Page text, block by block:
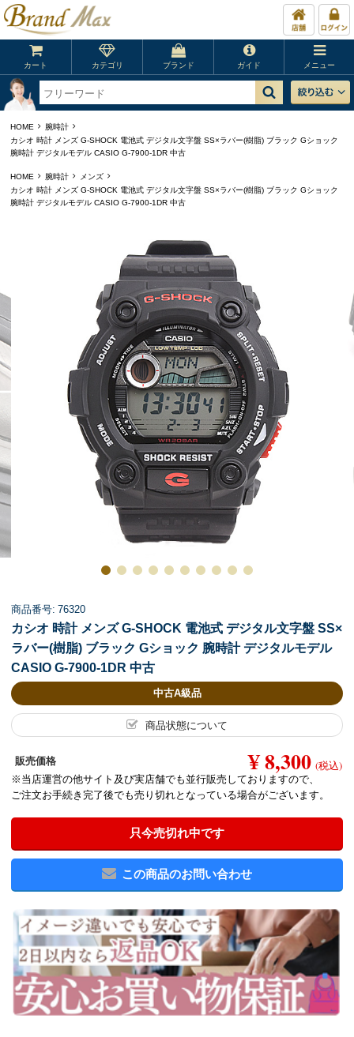
カート カテゴリ ブランド ガイド メニュー
HOME
腕時計
カシオ 時計 メンズ G-SHOCK 電池式 デジタル文字盤 SS×ラバー(樹脂) ブラック Gショック
腕時計 デジタルモデル CASIO G-7900-1DR 中古
HOME 腕時計
メンズ
カシオ 時計 メンズ G-SHOCK 電池式 デジタル文字盤 SS×ラバー(樹脂) ブラック Gショック
腕時計 デジタルモデル CASIO G-7900-1DR 中古
商品番号: 76320
カシオ 時計 メンズ G-SHOCK 電池式 デジタル文字盤 SS×
ラバー(樹脂) ブラック Gショック 腕時計 デジタルモデル
CASIO G-7900-1DR 中古
中古A級品
商品状態について
販売価格 ¥ 8,300 (税込)
※当店運営の他サイト及び実店舗でも並行販売しておりますので、
ご注文お手続き完了後でも売り切れとなっている場合がございます。
只今売切れ中です
この商品のお問い合わせ